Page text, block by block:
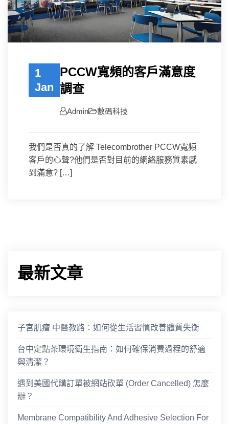
1
Jan
PCCW寬頻的客戶滿意度
調查
Admin 數碼科技
我們是否真的了解 Telecombrother PCCW寬頻
客戶的心聲?他們是否對目前的網絡服務質素感
到滿意? […]
最新文章
子宮肌瘤 中醫教路：如何從生活習慣改善體質失衡
台中定點茶環境衛生指南：如何確保消費過程的舒適
與清潔？
遇到美國代購訂單被網站砍單 (Order Cancelled) 怎麼
辦？
Membrane Compatibility And Adhesive Selection For